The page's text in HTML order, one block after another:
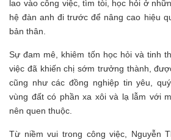
lao vào công việc, tìm tòi, học hỏi ở
hệ đàn anh đi trước để nâng cao hiệu
bản thân.
Sự đam mê, khiêm tốn học hỏi và tinh
việc đã khiến chị sớm trưởng thành,
cũng như các đồng nghiệp tin yêu,
vùng đất có phần xa xôi và lạ lẫm với
nên quen thuộc.
Từ niềm vui trong công việc, Nguyễn